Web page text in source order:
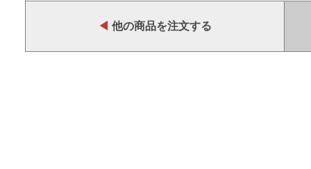
◀ 他の商品を注文する